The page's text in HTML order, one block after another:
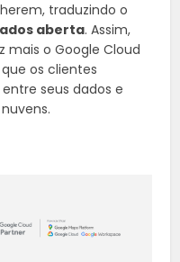
traduzindo o
aberta. Assim,
mais o Google Cloud
os clientes
seus dados e